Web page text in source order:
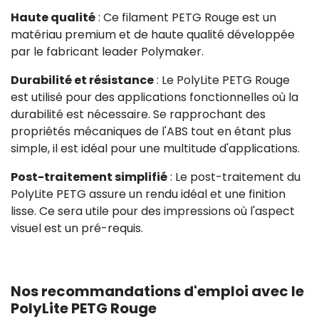
Haute qualité: Ce filament PETG Rouge est un
matériau premium et de haute qualité développée
par le fabricant leader Polymaker.
Durabilité et résistance: Le PolyLite PETG Rouge
est utilisé pour des applications fonctionnelles où la
durabilité est nécessaire. Se rapprochant des
propriétés mécaniques de l'ABS tout en étant plus
simple, il est idéal pour une multitude d'applications.
Post-traitement simplifié: Le post-traitement du
PolyLite PETG assure un rendu idéal et une finition
lisse. Ce sera utile pour des impressions où l'aspect
visuel est un pré-requis.
Nos recommandations d'emploi avec le
PolyLite PETG Rouge